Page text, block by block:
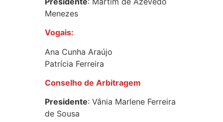
Menezes
Vogais:
Ana Cunha Araújo
Patrícia Ferreira
Conselho de Arbitragem
Presidente: Vânia Marlene Ferreira
de Sousa